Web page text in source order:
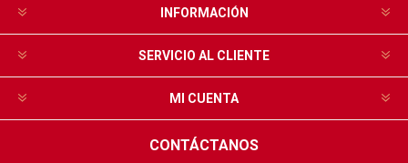
INFORMACIÓN
SERVICIO AL CLIENTE
MI CUENTA
CONTÁCTANOS